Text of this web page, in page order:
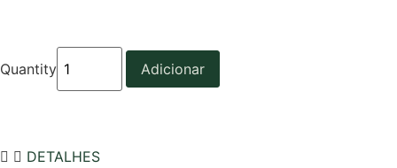
Quantity Adicionar
DETALHES